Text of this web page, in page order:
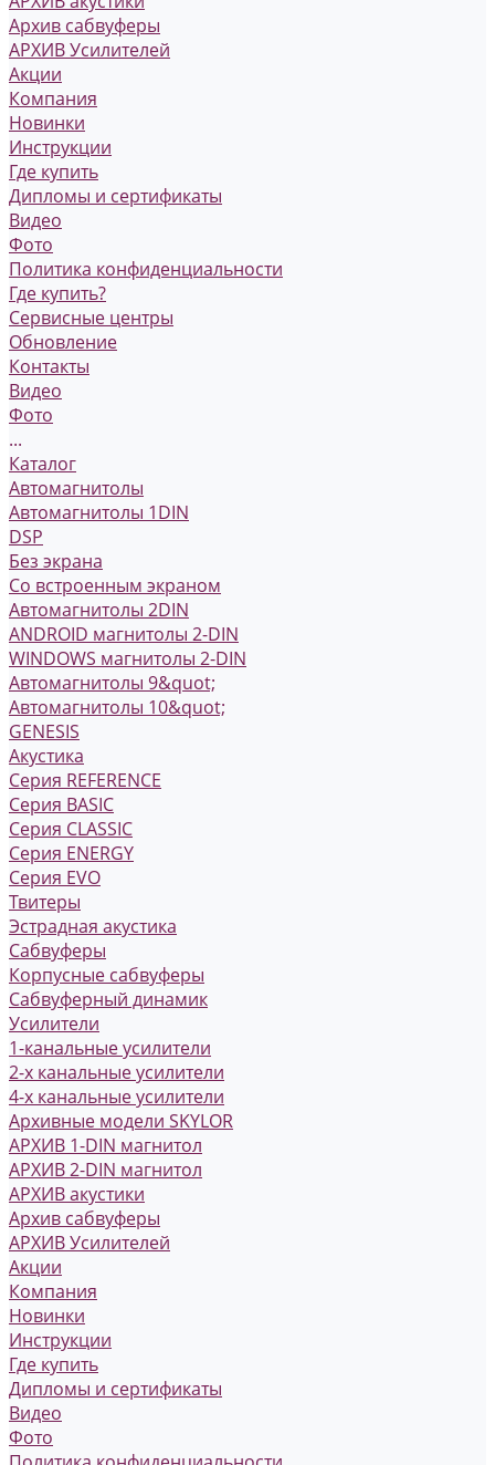
Архив сабвуферы
АРХИВ Усилителей
Акции
Компания
Новинки
Инструкции
Где купить
Дипломы и сертификаты
Видео
Фото
Политика конфиденциальности
Где купить?
Сервисные центры
Обновление
Контакты
Видео
Фото
...
Каталог
Автомагнитолы
Автомагнитолы 1DIN
DSP
Без экрана
Со встроенным экраном
Автомагнитолы 2DIN
ANDROID магнитолы 2-DIN
WINDOWS магнитолы 2-DIN
Автомагнитолы 9&quot;
Автомагнитолы 10&quot;
GENESIS
Акустика
Серия REFERENCE
Серия BASIC
Серия CLASSIC
Серия ENERGY
Серия EVO
Твитеры
Эстрадная акустика
Сабвуферы
Корпусные сабвуферы
Сабвуферный динамик
Усилители
1-канальные усилители
2-х канальные усилители
4-х канальные усилители
Архивные модели SKYLOR
АРХИВ 1-DIN магнитол
АРХИВ 2-DIN магнитол
АРХИВ акустики
Архив сабвуферы
АРХИВ Усилителей
Акции
Компания
Новинки
Инструкции
Где купить
Дипломы и сертификаты
Видео
Фото